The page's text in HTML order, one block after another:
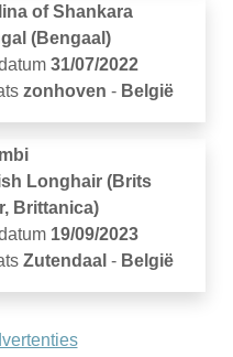
of Shankara
(Bengaal)
31/07/2022
zonhoven - België
Longhair (Brits
Brittanica)
19/09/2023
Zutendaal - België